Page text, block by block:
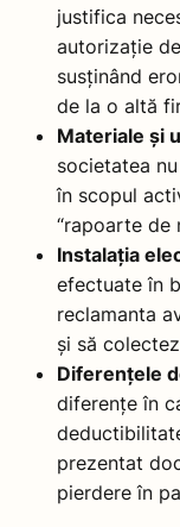
justifica
autorizație
susținând
de la o altă
Materiale și
societatea
în scopul
“rapoarte de
Instalația
efectuate în
reclamanta
și să
Diferențele
diferențe în
prezentat
pierdere în